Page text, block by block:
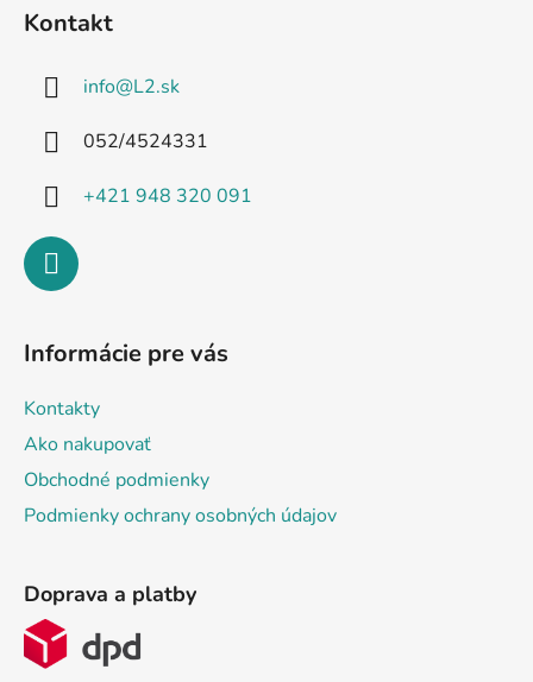
Kontakt
info@L2.sk
052/4524331
+421 948 320 091
Informácie pre vás
Kontakty
Ako nakupovať
Obchodné podmienky
Podmienky ochrany osobných údajov
Doprava a platby